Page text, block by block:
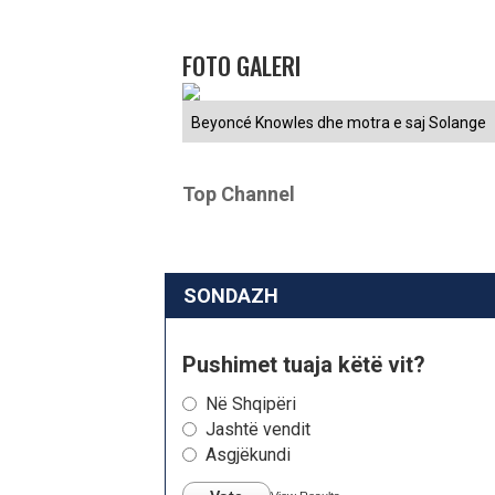
FOTO GALERI
Beyoncé Knowles dhe motra e saj Solange
Top Channel
SONDAZH
Pushimet tuaja këtë vit?
Në Shqipëri
Jashtë vendit
Asgjëkundi